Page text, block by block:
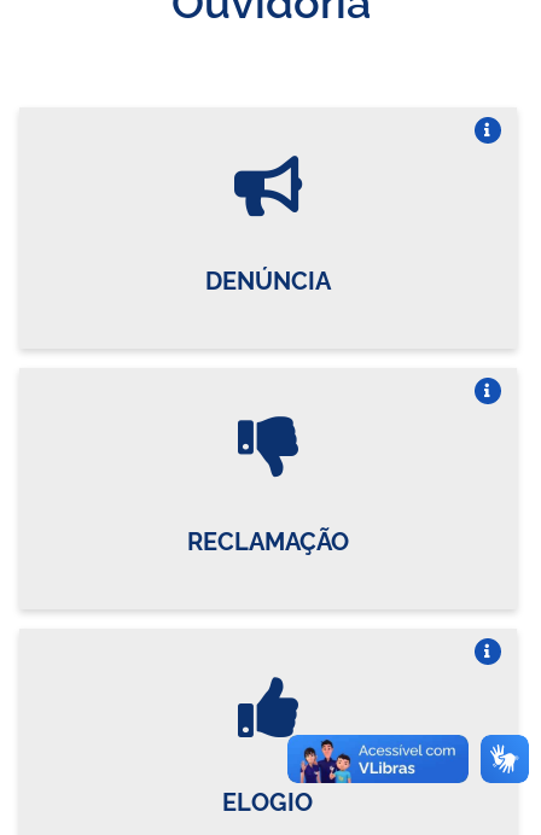
DENÚNCIA
RECLAMAÇÃO
ELOGIO